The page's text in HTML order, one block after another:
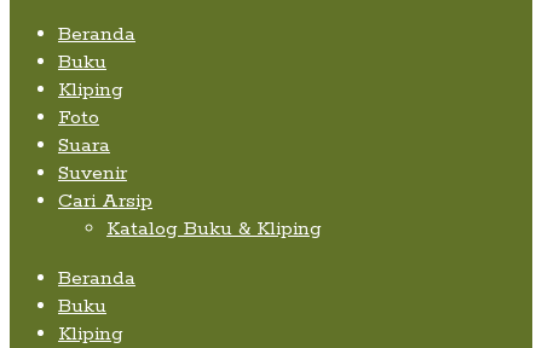
Beranda
Buku
Kliping
Foto
Suara
Suvenir
Cari Arsip
Katalog Buku & Kliping
Beranda
Buku
Kliping